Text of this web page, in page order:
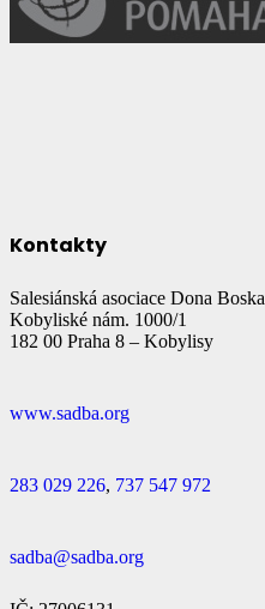
Kontakty
Salesiánská asociace Dona Boska
Kobyliské nám. 1000/1
182 00 Praha 8 – Kobylisy
www.sadba.org
283 029 226, 737 547 972
sadba@sadba.org